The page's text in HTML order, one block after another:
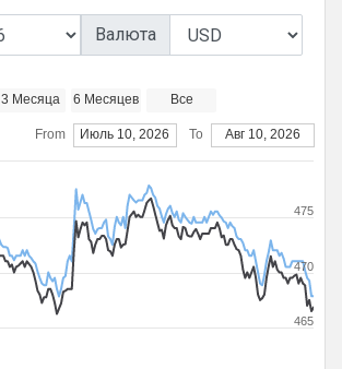
Валюта
3 Месяца 6 Месяцев Все
From Июль 10, 2026 To Авг 10, 2026
465
470
475